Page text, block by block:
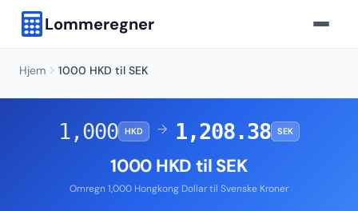
Lommeregner
Hjem 1000 HKD til SEK
1,000 HKD → 1,208.38 SEK
1000 HKD til SEK
Omregn 1,000 Hongkong Dollar til Svenske Kroner